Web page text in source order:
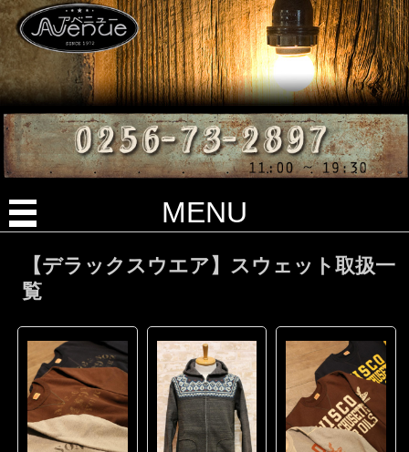
MENU
【デラックスウエア】スウェット取扱一
覧